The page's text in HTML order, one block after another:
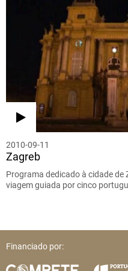
2010-09-11
Zagreb
Programa dedicado à cidade de
viagem guiada por cinco
Financiado por: